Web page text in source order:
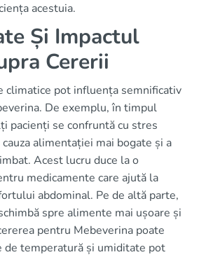
acestuia.
Și Impactul
Cererii
climatice pot influența semnificativ
De exemplu, în timpul
pacienți se confruntă cu stres
alimentației mai bogate și a
Acest lucru duce la o
medicamente care ajută la
abdominal. Pe de altă parte,
spre alimente mai ușoare și
pentru Mebeverina poate
de temperatură și umiditate pot